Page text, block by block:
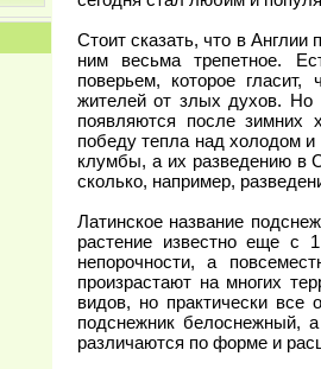
Стоит сказать, что в
ним весьма трепетное.
поверьем, которое
жителей от злых духов. Но
появляются после зимних
победу тепла над холодом
клумбы, а их разведению в
сколько, например,
Латинское название
растение известно еще с
непорочности, а
произрастают на многих
видов, но практически
подснежник белоснежный,
различаются по форме и